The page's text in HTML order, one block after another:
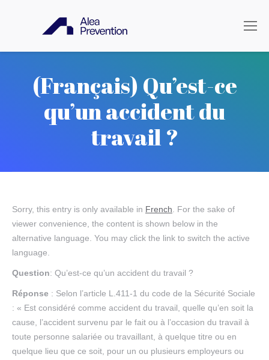
(Français) Qu’est-ce
qu’un accident du
travail ?
Sorry, this entry is only available in French . For the sake of
viewer convenience, the content is shown below in the
alternative language. You may click the link to switch the active
language.
Question: Qu’est-ce qu’un accident du travail ?
Réponse : Selon l’article L.411-1 du code de la Sécurité Sociale
: « Est considéré comme accident du travail, quelle qu’en soit la
cause, l’accident survenu par le fait ou à l’occasion du travail à
toute personne salariée ou travaillant, à quelque titre ou en
quelque lieu que ce soit, pour un ou plusieurs employeurs ou